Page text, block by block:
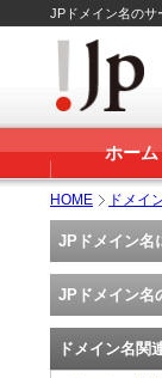
JPドメイン名のサ
ホーム
HOME ドメイ
JPドメイン名
JPドメイン名
ドメイン名関